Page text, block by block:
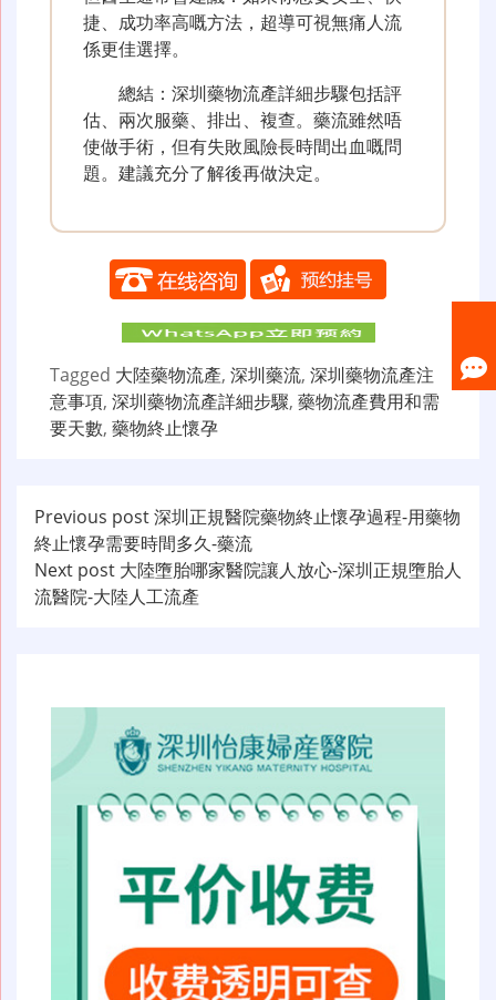
捷、成功率高嘅方法，超導可視無痛人流
係更佳選擇。
總結：深圳藥物流產詳細步驟包括評
估、兩次服藥、排出、複查。藥流雖然唔
使做手術，但有失敗風險長時間出血嘅問
題。建議充分了解後再做決定。
Tagged 大陸藥物流產, 深圳藥流, 深圳藥物流產注
意事項, 深圳藥物流產詳細步驟, 藥物流產費用和需
要天數, 藥物終止懷孕
文
章
导
Previous post深圳正規醫院藥物終止懷孕過程-用藥物
終止懷孕需要時間多久-藥流
Next post 大陸墮胎哪家醫院讓人放心-深圳正規墮胎人
流醫院-大陸人工流產